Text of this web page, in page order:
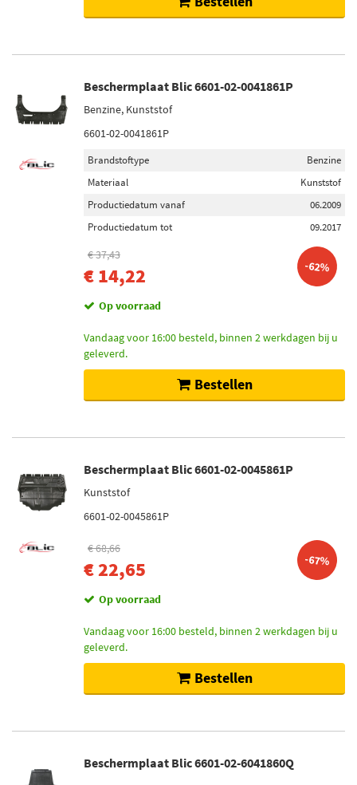
Beschermplaat Blic 6601-02-0041861P
Benzine, Kunststof
6601-02-0041861P
Brandstoftype
Benzine
Materiaal
Kunststof
Productiedatum vanaf
06.2009
Productiedatum tot
09.2017
€ 37,43
€ 14,22 -62%
Op voorraad
Vandaag voor 16:00 besteld, binnen 2 werkdagen bij u
geleverd.
Bestellen
Beschermplaat Blic 6601-02-0045861P
Kunststof
6601-02-0045861P
€ 68,66
€ 22,65 -67%
Op voorraad
Vandaag voor 16:00 besteld, binnen 2 werkdagen bij u
geleverd.
Bestellen
Beschermplaat Blic 6601-02-6041860Q